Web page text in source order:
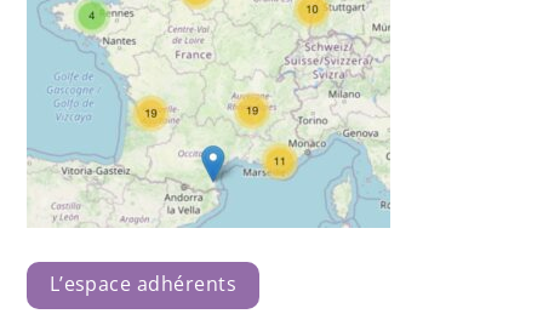
L’espace adhérents